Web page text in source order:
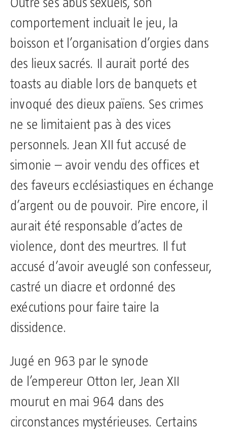
Outre ses abus sexuels, son
comportement incluait le jeu, la
boisson et l’organisation d’orgies dans
des lieux sacrés. Il aurait porté des
toasts au diable lors de banquets et
invoqué des dieux païens. Ses crimes
ne se limitaient pas à des vices
personnels. Jean XII fut accusé de
simonie – avoir vendu des offices et
des faveurs ecclésiastiques en échange
d’argent ou de pouvoir. Pire encore, il
aurait été responsable d’actes de
violence, dont des meurtres. Il fut
accusé d’avoir aveuglé son confesseur,
castré un diacre et ordonné des
exécutions pour faire taire la
dissidence.
Jugé en 963 par le synode
de l’empereur Otton Ier, Jean XII
mourut en mai 964 dans des
circonstances mystérieuses. Certains